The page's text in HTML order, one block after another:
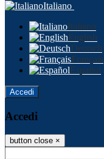
Italiano
Italiano
English
Deutsch
Français
Español
Accedi
Accedi
button close ×